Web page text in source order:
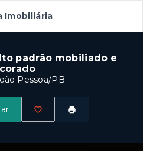
Imobiliária
padrão mobiliado e
Pessoa/PB